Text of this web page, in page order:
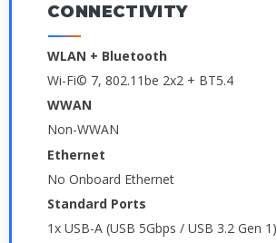
CONNECTIVITY
WLAN + Bluetooth
Wi-Fi© 7, 802.11be 2x2 + BT5.4
WWAN
Non-WWAN
Ethernet
No Onboard Ethernet
Standard Ports
1x USB-A (USB 5Gbps / USB 3.2 Gen 1)